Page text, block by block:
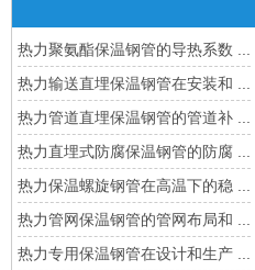
热力聚氨酯保温钢管的导热系数 ...
热力输送直埋保温钢管在安装和 ...
热力管道直埋保温钢管的管道补 ...
热力直埋式防腐保温钢管的防腐 ...
热力保温螺旋钢管在高温下的稳 ...
热力管网保温钢管的管网布局和 ...
热力专用保温钢管在设计和生产 ...